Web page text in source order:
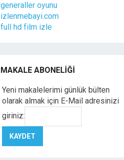
generaller oyunu
izlenmebayi.com
full hd film izle
MAKALE ABONELIĞI
Yeni makalelerimi günlük bülten
olarak almak için E-Mail adresinizi
giriniz: